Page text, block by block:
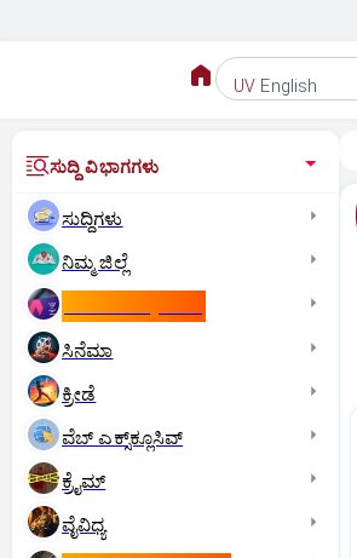
UV English
ಸುದ್ದಿ ವಿಭಾಗಗಳು
ಸುದ್ದಿಗಳು
ನಿಮ್ಮ ಜಿಲ್ಲೆ
ಸಿನೆಮಾ
ಕ್ರೀಡೆ
ವೆಬ್ ಎಕ್ಸ್‌ಕ್ಲೂಸಿವ್
ಕ್ರೈಮ್
ವೈವಿಧ್ಯ